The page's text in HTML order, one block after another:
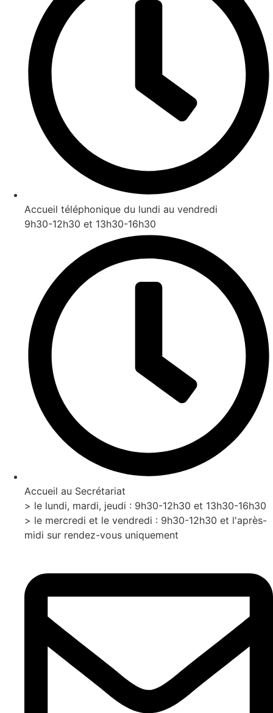
Accueil téléphonique du lundi au vendredi
9h30-12h30 et 13h30-16h30
Accueil au Secrétariat
> le lundi, mardi, jeudi : 9h30-12h30 et 13h30-16h30
> le mercredi et le vendredi : 9h30-12h30 et l'après-
midi sur rendez-vous uniquement